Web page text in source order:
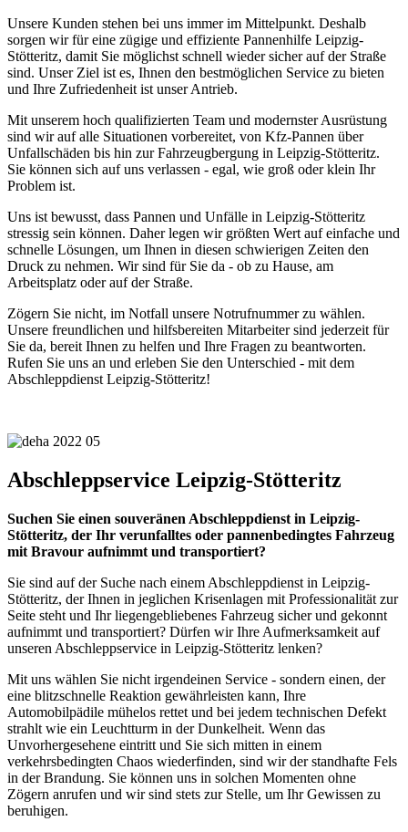
Unsere Kunden stehen bei uns immer im Mittelpunkt. Deshalb
sorgen wir für eine zügige und effiziente Pannenhilfe Leipzig-
Stötteritz, damit Sie möglichst schnell wieder sicher auf der Straße
sind. Unser Ziel ist es, Ihnen den bestmöglichen Service zu bieten
und Ihre Zufriedenheit ist unser Antrieb.
Mit unserem hoch qualifizierten Team und modernster Ausrüstung
sind wir auf alle Situationen vorbereitet, von Kfz-Pannen über
Unfallschäden bis hin zur Fahrzeugbergung in Leipzig-Stötteritz.
Sie können sich auf uns verlassen - egal, wie groß oder klein Ihr
Problem ist.
Uns ist bewusst, dass Pannen und Unfälle in Leipzig-Stötteritz
stressig sein können. Daher legen wir größten Wert auf einfache und
schnelle Lösungen, um Ihnen in diesen schwierigen Zeiten den
Druck zu nehmen. Wir sind für Sie da - ob zu Hause, am
Arbeitsplatz oder auf der Straße.
Zögern Sie nicht, im Notfall unsere Notrufnummer zu wählen.
Unsere freundlichen und hilfsbereiten Mitarbeiter sind jederzeit für
Sie da, bereit Ihnen zu helfen und Ihre Fragen zu beantworten.
Rufen Sie uns an und erleben Sie den Unterschied - mit dem
Abschleppdienst Leipzig-Stötteritz!
Abschleppservice Leipzig-Stötteritz
Suchen Sie einen souveränen Abschleppdienst in Leipzig-
Stötteritz, der Ihr verunfalltes oder pannenbedingtes Fahrzeug
mit Bravour aufnimmt und transportiert?
Sie sind auf der Suche nach einem Abschleppdienst in Leipzig-
Stötteritz, der Ihnen in jeglichen Krisenlagen mit Professionalität zur
Seite steht und Ihr liegengebliebenes Fahrzeug sicher und gekonnt
aufnimmt und transportiert? Dürfen wir Ihre Aufmerksamkeit auf
unseren Abschleppservice in Leipzig-Stötteritz lenken?
Mit uns wählen Sie nicht irgendeinen Service - sondern einen, der
eine blitzschnelle Reaktion gewährleisten kann, Ihre
Automobilpädile mühelos rettet und bei jedem technischen Defekt
strahlt wie ein Leuchtturm in der Dunkelheit. Wenn das
Unvorhergesehene eintritt und Sie sich mitten in einem
verkehrsbedingten Chaos wiederfinden, sind wir der standhafte Fels
in der Brandung. Sie können uns in solchen Momenten ohne
Zögern anrufen und wir sind stets zur Stelle, um Ihr Gewissen zu
beruhigen.